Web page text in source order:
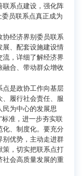
联系点建设，强化阵
员联系点真正成为
经济界别委员联系
展、配套设施建设情
流，详细了解经济界
融合、带动群众增收
是政协工作向基层
、履行社会责任、服
民为中心的发展思
准，进一步夯实联
化、制度化。要充分
别优势，主动走进群
策，切实把联系点打
社会高质量发展的重